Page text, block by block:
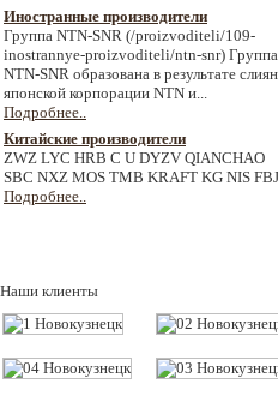
Иностранные производители
Группа NTN-SNR (/proizvoditeli/109-
inostrannye-proizvoditeli/ntn-snr) Группа
NTN-SNR образована в результате
японской корпорации NTN и...
Подробнее..
Китайские производители
ZWZ LYC HRB C U DYZV QIANCHAO
SBC NXZ MOS TMB KRAFT KG NIS FBJ
Подробнее..
Наши клиенты